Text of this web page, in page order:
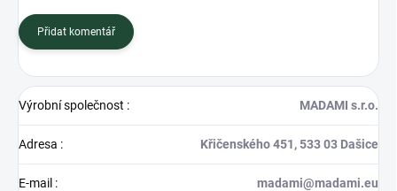
Přidat komentář
Výrobní společnost : MADAMI s.r.o.
Adresa : Křičenského 451, 533 03 Dašice
E-mail : madami@madami.eu